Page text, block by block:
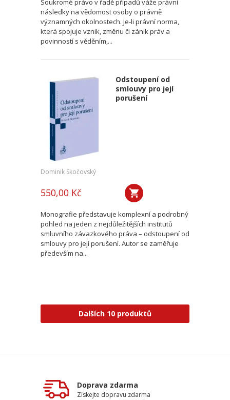
Soukromé právo v řadě případů váže právní
následky na vědomost osoby o právně
významných okolnostech. Je-li právní norma,
která spojuje vznik, změnu či zánik práv a
povinností s věděním,...
Odstoupení od
smlouvy pro její
porušení
Dominik Skočovský
550,00 Kč
Monografie představuje komplexní a podrobný
pohled na jeden z nejdůležitějších institutů
smluvního závazkového práva – odstoupení od
smlouvy pro její porušení. Autor se zaměřuje
především na...
Dalších 10 produktů
Doprava zdarma
Získejte dopravu zdarma